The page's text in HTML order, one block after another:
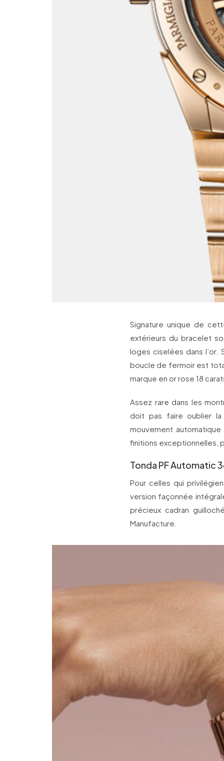
Signature unique de
extérieurs du bracelet
loges ciselées dans
boucle de fermoir est
marque en or rose 18
Assez rare dans les
doit pas faire oublier
mouvement
finitions exceptionnelles,
Tonda PF Automatic
Pour celles qui
version façonnée
précieux cadran
Manufacture.